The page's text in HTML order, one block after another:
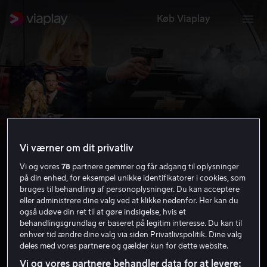
Køb Viaplay
Air Force One Down
4.4 Thriller Action 2024 1 t. 23 min
15 år
HD
Vi værner om dit privatliv
Vi og vores78 partnere gemmer og får adgang til oplysninger
på din enhed, for eksempel unikke identifikatorer i cookies, som
bruges til behandling af personoplysninger. Du kan acceptere
eller administrere dine valg ved at klikke nedenfor. Her kan du
også udøve din ret til at gøre indsigelse, hvis et
behandlingsgrundlag er baseret på legitim interesse. Du kan til
enhver tid ændre dine valg via siden Privatlivspolitik. Dine valg
deles med vores partnere og gælder kun for dette website.
Vi og vores partnere behandler data for at levere: